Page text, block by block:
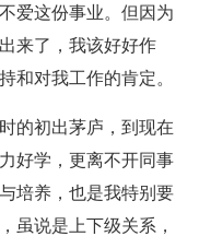
爱这份事业。但因为
来了，我该好好作
和对我工作的肯定。
的初出茅庐，到现在
好学，更离不开同事
培养，也是我特别要
虽说是上下级关系，